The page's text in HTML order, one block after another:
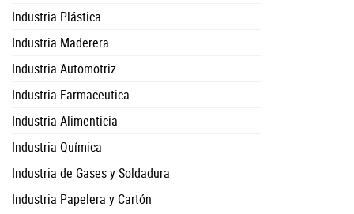
Industria Plástica
Industria Maderera
Industria Automotriz
Industria Farmaceutica
Industria Alimenticia
Industria Química
Industria de Gases y Soldadura
Industria Papelera y Cartón